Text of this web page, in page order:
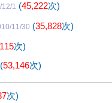
1 (45,222次)
11/30 (35,828次)
次)
(53,146次)
次)